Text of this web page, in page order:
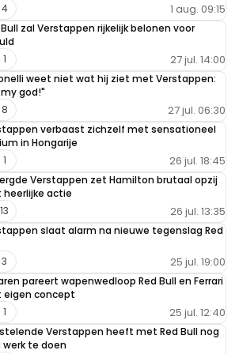
1 aug. 09:15
4
Bull zal Verstappen rijkelijk belonen voor
27 jul. 14:00
1
weet niet wat hij ziet met Verstappen:
god!"
27 jul. 06:30
8
verbaast zichzelf met sensationeel
in Hongarije
26 jul. 18:45
1
Verstappen zet Hamilton brutaal opzij
actie
26 jul. 13:35
13
slaat alarm na nieuwe tegenslag Red
25 jul. 19:00
3
pareert wapenwedloop Red Bull en Ferrari
eigen concept
25 jul. 12:40
1
Verstappen heeft met Red Bull nog
werk te doen